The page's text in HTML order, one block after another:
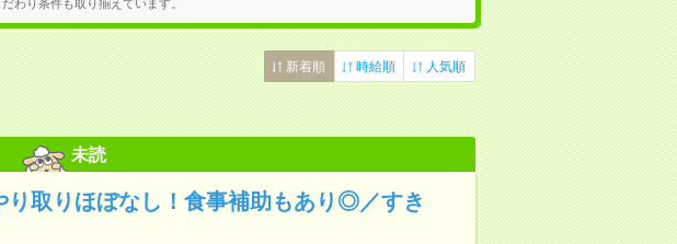
わり条件も取り揃えています。
新着順 時給順 人気順
未読
り取りほぼなし！食事補助もあり◎／すき